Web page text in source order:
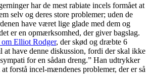
har de mest rabiate incels formået at
selv og deres store problemer; uden de
have været lige glade med dem og
er en opmærksomhed, der giver bagslag.
Elliot Rodger, der skød og dræbte 6
at have denne diskussion, fordi der skal ikke
for en sådan dreng.” Han udtrykker
forstå incel-mændenes problemer, der er så